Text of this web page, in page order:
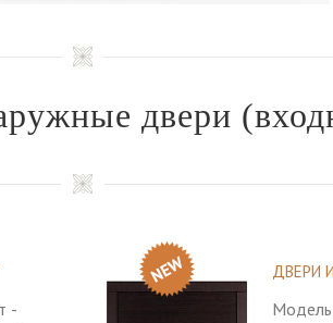
двери
-
ДВЕРИ